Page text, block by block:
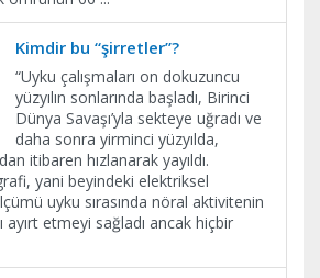
Kimdir bu “şirretler”?
“Uyku çalışmaları on dokuzuncu
yüzyılın sonlarında başladı, Birinci
Dünya Savaşı’yla sekteye uğradı ve
daha sonra yirminci yüzyılda,
itibaren hızlanarak yayıldı.
yani beyindeki elektriksel
uyku sırasında nöral aktivitenin
ayırt etmeyi sağladı ancak hiçbir